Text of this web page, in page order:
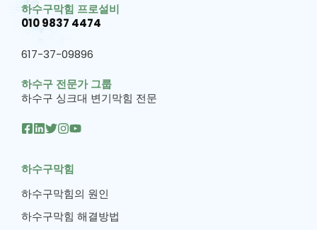
하수구막힘 프로설비
010 9837 4474
617-37-09896
하수구 전문가 그룹
하수구 싱크대 변기막힘 전문
하수구막힘
하수구막힘의 원인
하수구막힘 해결방법